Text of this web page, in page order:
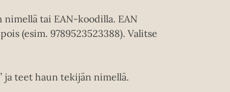
tai EAN-koodilla. EAN
(esim. 9789523523388). Valitse
ja teet haun tekijän nimellä.